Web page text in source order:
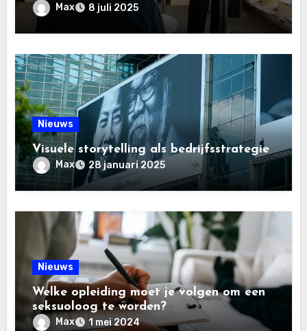
Max 8 juli 2025
Nieuws
Visuele storytelling als bedrijfsstrategie
Max 28 januari 2025
Nieuws
Welke opleiding moet je volgen om een
seksuoloog te worden?
Max 1 mei 2024